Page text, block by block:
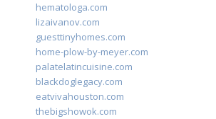
hematologa.com
lizaivanov.com
guesttinyhomes.com
home-plow-by-meyer.com
palatelatincuisine.com
blackdoglegacy.com
eatvivahouston.com
thebigshowok.com